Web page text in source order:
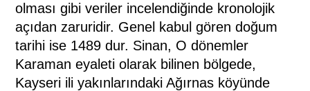
olması gibi veriler incelendiğinde kronolojik
açıdan zaruridir. Genel kabul gören doğum
tarihi ise 1489 dur. Sinan, O dönemler
Karaman eyaleti olarak bilinen bölgede,
Kayseri ili yakınlarındaki Ağırnas köyünde